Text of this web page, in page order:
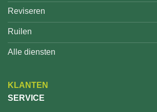
Reviseren
Ruilen
Alle diensten
KLANTEN
SERVICE